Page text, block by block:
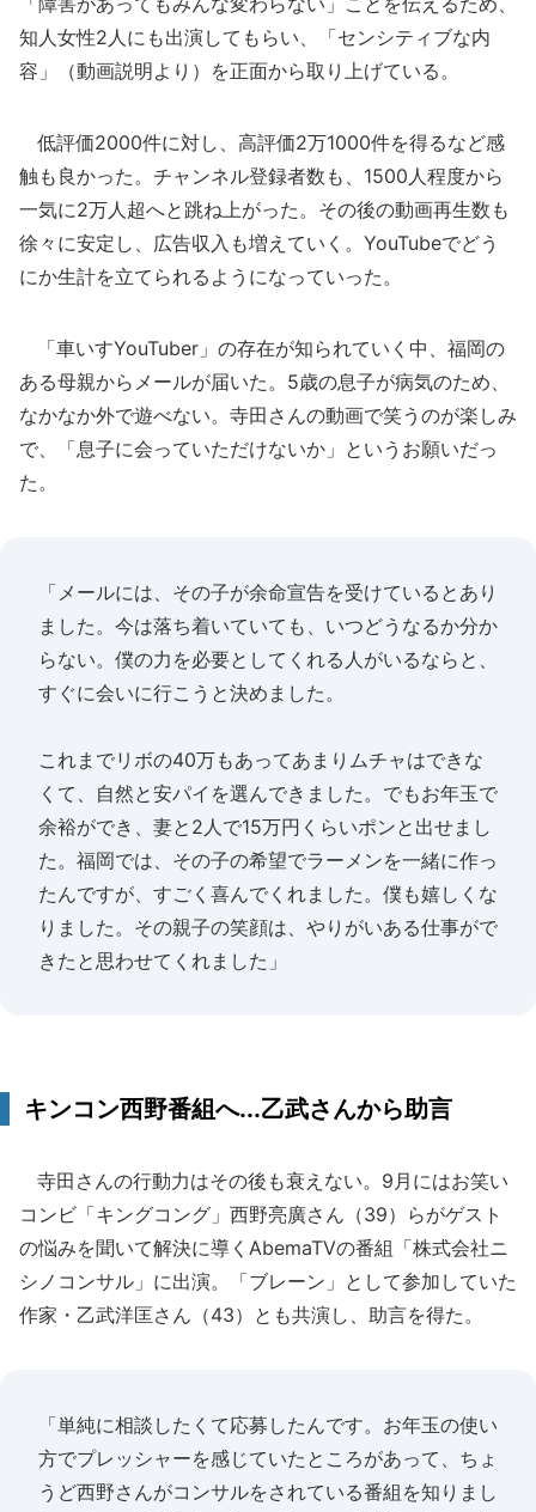
知人女性2人にも出演してもらい、「センシティブな内
容」（動画説明より）を正面から取り上げている。
低評価2000件に対し、高評価2万1000件を得るなど感
触も良かった。チャンネル登録者数も、1500人程度から
一気に2万人超へと跳ね上がった。その後の動画再生数も
徐々に安定し、広告収入も増えていく。YouTubeでどう
にか生計を立てられるようになっていった。
「車いすYouTuber」の存在が知られていく中、福岡の
ある母親からメールが届いた。5歳の息子が病気のため、
なかなか外で遊べない。寺田さんの動画で笑うのが楽しみ
で、「息子に会っていただけないか」というお願いだっ
た。
「メールには、その子が余命宣告を受けているとあり
ました。今は落ち着いていても、いつどうなるか分か
らない。僕の力を必要としてくれる人がいるならと、
すぐに会いに行こうと決めました。
これまでリボの40万もあってあまりムチャはできな
くて、自然と安パイを選んできました。でもお年玉で
余裕ができ、妻と2人で15万円くらいポンと出せまし
た。福岡では、その子の希望でラーメンを一緒に作っ
たんですが、すごく喜んでくれました。僕も嬉しくな
りました。その親子の笑顔は、やりがいある仕事がで
きたと思わせてくれました」
キンコン西野番組へ...乙武さんから助言
寺田さんの行動力はその後も衰えない。9月にはお笑い
コンビ「キングコング」西野亮廣さん（39）らがゲスト
の悩みを聞いて解決に導くAbemaTVの番組「株式会社ニ
シノコンサル」に出演。「ブレーン」として参加していた
作家・乙武洋匡さん（43）とも共演し、助言を得た。
「単純に相談したくて応募したんです。お年玉の使い
方でプレッシャーを感じていたところがあって、ちょ
うど西野さんがコンサルをされている番組を知りまし